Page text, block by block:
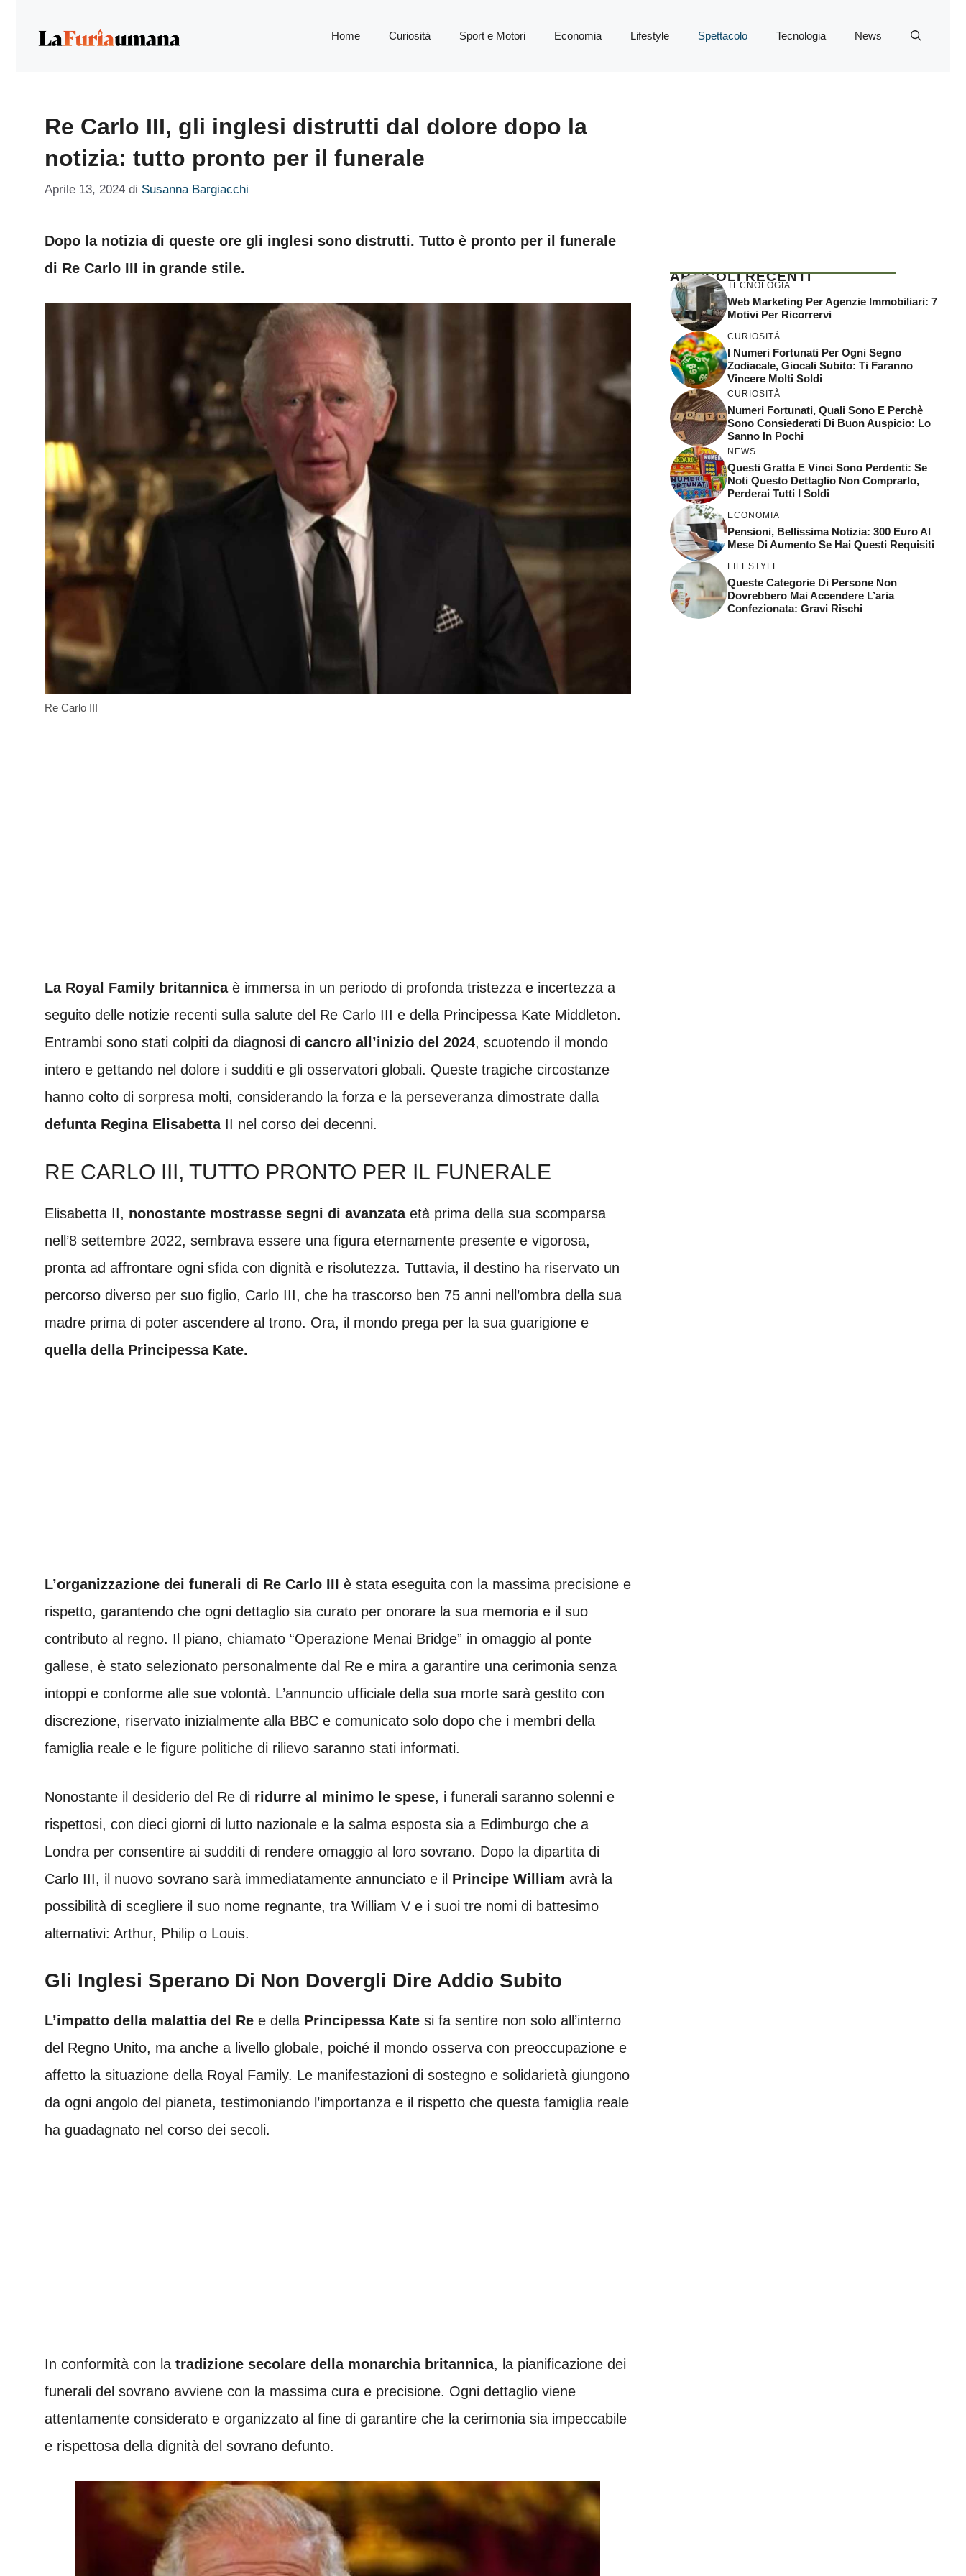
Home Curiosità Sport e Motori Economia Lifestyle Spettacolo Tecnologia News
Re Carlo III, gli inglesi distrutti dal dolore dopo la
notizia: tutto pronto per il funerale
Aprile 13, 2024 di Susanna Bargiacchi
Dopo la notizia di queste ore gli inglesi sono distrutti. Tutto è pronto per il funerale
di Re Carlo III in grande stile.
Re Carlo III
La Royal Family britannicaè immersa in un periodo di profonda tristezza e incertezza a
seguito delle notizie recenti sulla salute del Re Carlo III e della Principessa Kate Middleton.
Entrambi sono stati colpiti da diagnosi di cancro all’inizio del 2024, scuotendo il mondo
intero e gettando nel dolore i sudditi e gli osservatori globali. Queste tragiche circostanze
hanno colto di sorpresa molti, considerando la forza e la perseveranza dimostrate dalla
defunta Regina ElisabettaII nel corso dei decenni.
RE CARLO III, TUTTO PRONTO PER IL FUNERALE
Elisabetta II, nonostante mostrasse segni di avanzataetà prima della sua scomparsa
nell’8 settembre 2022, sembrava essere una figura eternamente presente e vigorosa,
pronta ad affrontare ogni sfida con dignità e risolutezza. Tuttavia, il destino ha riservato un
percorso diverso per suo figlio, Carlo III, che ha trascorso ben 75 anni nell’ombra della sua
madre prima di poter ascendere al trono. Ora, il mondo prega per la sua guarigione e
quella della Principessa Kate.
L’organizzazione dei funerali di Re Carlo III è stata eseguita con la massima precisione e
rispetto, garantendo che ogni dettaglio sia curato per onorare la sua memoria e il suo
contributo al regno. Il piano, chiamato “Operazione Menai Bridge” in omaggio al ponte
gallese, è stato selezionato personalmente dal Re e mira a garantire una cerimonia senza
intoppi e conforme alle sue volontà. L’annuncio ufficiale della sua morte sarà gestito con
discrezione, riservato inizialmente alla BBC e comunicato solo dopo che i membri della
famiglia reale e le figure politiche di rilievo saranno stati informati.
Nonostante il desiderio del Re di ridurre al minimo le spese, i funerali saranno solenni e
rispettosi, con dieci giorni di lutto nazionale e la salma esposta sia a Edimburgo che a
Londra per consentire ai sudditi di rendere omaggio al loro sovrano. Dopo la dipartita di
Carlo III, il nuovo sovrano sarà immediatamente annunciato e il Principe William avrà la
possibilità di scegliere il suo nome regnante, tra William V e i suoi tre nomi di battesimo
alternativi: Arthur, Philip o Louis.
Gli Inglesi Sperano Di Non Dovergli Dire Addio Subito
L’impatto della malattia del Re e della Principessa Kate si fa sentire non solo all’interno
del Regno Unito, ma anche a livello globale, poiché il mondo osserva con preoccupazione e
affetto la situazione della Royal Family. Le manifestazioni di sostegno e solidarietà giungono
da ogni angolo del pianeta, testimoniando l’importanza e il rispetto che questa famiglia reale
ha guadagnato nel corso dei secoli.
In conformità con la tradizione secolare della monarchia britannica, la pianificazione dei
funerali del sovrano avviene con la massima cura e precisione. Ogni dettaglio viene
attentamente considerato e organizzato al fine di garantire che la cerimonia sia impeccabile
e rispettosa della dignità del sovrano defunto.
ARTICOLI RECENTI
TECNOLOGIA
Web Marketing Per Agenzie Immobiliari: 7
Motivi Per Ricorrervi
CURIOSITÀ
I Numeri Fortunati Per Ogni Segno
Zodiacale, Giocali Subito: Ti Faranno
Vincere Molti Soldi
CURIOSITÀ
Numeri Fortunati, Quali Sono E Perchè
Sono Consiederati Di Buon Auspicio: Lo
Sanno In Pochi
NEWS
Questi Gratta E Vinci Sono Perdenti: Se
Noti Questo Dettaglio Non Comprarlo,
Perderai Tutti I Soldi
ECONOMIA
Pensioni, Bellissima Notizia: 300 Euro Al
Mese Di Aumento Se Hai Questi Requisiti
LIFESTYLE
Queste Categorie Di Persone Non
Dovrebbero Mai Accendere L’aria
Confezionata: Gravi Rischi